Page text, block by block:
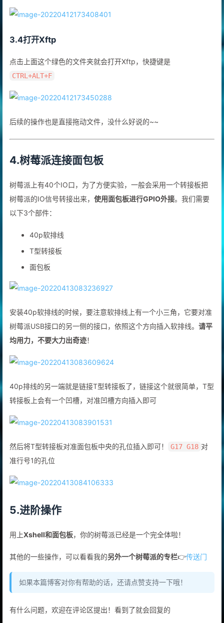
3.4打开Xftp
点击上面这个绿色的文件夹就会打开Xftp，快捷键是
CTRL+ALT+F
后续的操作也是直接拖动文件，没什么好说的~~
4.树莓派连接面包板
树莓派上有40个IO口，为了方便实验，一般会采用一个转接板把
树莓派的IO信号转接出来， 使用面包板进行GPIO外接。我们需要
以下3个部件：
40p软排线
T型转接板
面包板
安装40p软排线的时候，要注意软排线上有一个小三角，它要对准
树莓派USB接口的另一侧的接口，依照这个方向插入软排线。 请平
均用力，不要大力出奇迹！
40p排线的另一端就是链接T型转接板了，链接这个就很简单，T型
转接板上会有一个凹槽，对准凹槽方向插入即可
然后将T型转接板对准面包板中央的孔位插入即可！ G17 G18 对
准行号1的孔位
5.进阶操作
用上Xshell和面包板，你的树莓派已经是一个完全体啦！
其他的一些操作，可以看看我的另外一个树莓派的专栏👉传送门
如果本篇博客对你有帮助的话，还请点赞支持一下哦！
有什么问题，欢迎在评论区提出！看到了就会回复的